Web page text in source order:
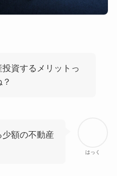
資するメリットっ
はっく
額の不動産